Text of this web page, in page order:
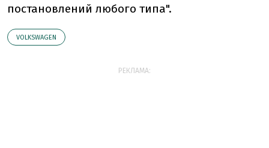
постановлений любого типа".
VOLKSWAGEN
РЕКЛАМА: